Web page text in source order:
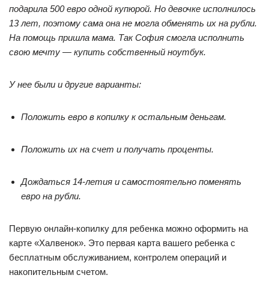
подарила 500 евро одной купюрой. Но девочке исполнилось
13 лет, поэтому сама она не могла обменять их на рубли.
На помощь пришла мама. Так София смогла исполнить
свою мечту — купить собственный ноутбук.
У нее были и другие варианты:
Положить евро в копилку к остальным деньгам.
Положить их на счет и получать проценты.
Дождаться 14-летия и самостоятельно поменять
евро на рубли.
Первую онлайн-копилку для ребенка можно оформить на
карте «Халвенок». Это первая карта вашего ребенка с
бесплатным обслуживанием, контролем операций и
накопительным счетом.